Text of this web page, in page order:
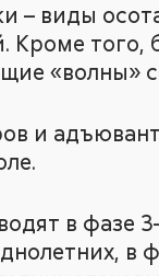
– виды
Кроме того,
«волны»
и
в фазе
в